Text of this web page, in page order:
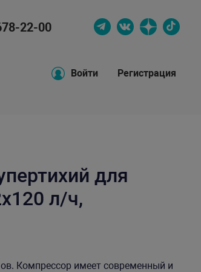
22-00
Войти Регистрация
для
л/ч,
Компрессор имеет современный и